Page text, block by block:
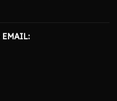
EMAIL: